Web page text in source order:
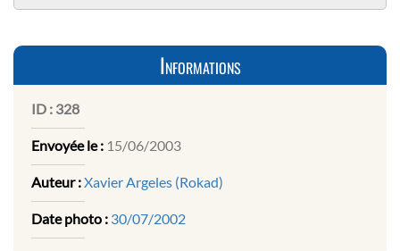
Informations
ID : 328
Envoyée le : 15/06/2003
Auteur :Xavier Argeles (Rokad)
Date photo : 30/07/2002